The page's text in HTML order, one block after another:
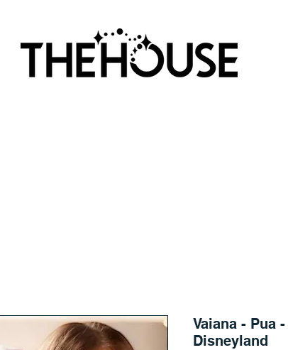
Vaiana - Pua
Disneyland